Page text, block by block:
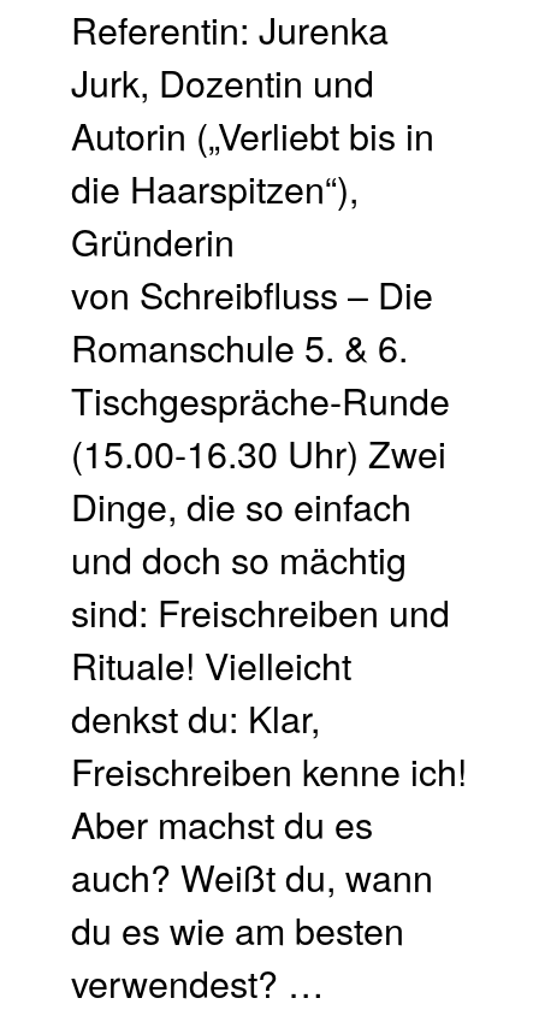
Referentin: Jurenka
Jurk, Dozentin und
Autorin („Verliebt bis in
die Haarspitzen“),
Gründerin
von Schreibfluss – Die
Romanschule 5. & 6.
Tischgespräche-Runde
(15.00-16.30 Uhr) Zwei
Dinge, die so einfach
und doch so mächtig
sind: Freischreiben und
Rituale! Vielleicht
denkst du: Klar,
Freischreiben kenne ich!
Aber machst du es
auch? Weißt du, wann
du es wie am besten
verwendest? …